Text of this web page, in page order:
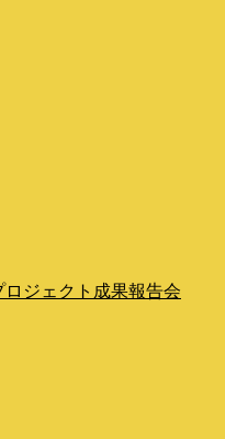
ジェクト成果報告会